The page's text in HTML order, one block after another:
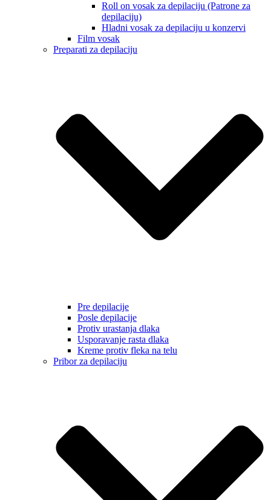
Roll on vosak za depilaciju (Patrone za
depilaciju)
Hladni vosak za depilaciju u konzervi
Film vosak
Preparati za depilaciju
Pre depilacije
Posle depilacije
Protiv urastanja dlaka
Usporavanje rasta dlaka
Kreme protiv fleka na telu
Pribor za depilaciju